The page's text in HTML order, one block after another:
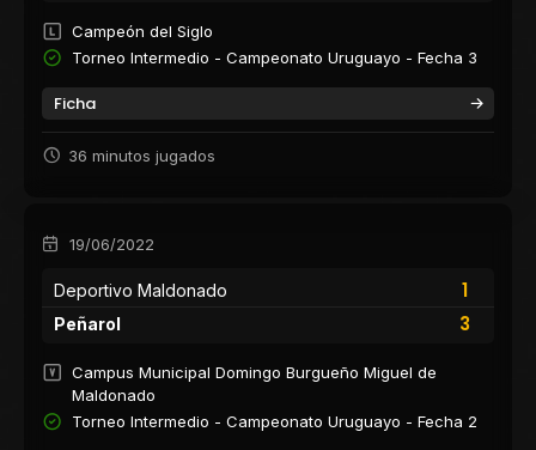
Campeón del Siglo
Torneo Intermedio - Campeonato Uruguayo - Fecha 3
Ficha
36 minutos jugados
19/06/2022
Deportivo Maldonado
1
3
Peñarol
Campus Municipal Domingo Burgueño Miguel de
Maldonado
Torneo Intermedio - Campeonato Uruguayo - Fecha 2